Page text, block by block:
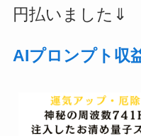
円払いました⇓
AIプロンプト収